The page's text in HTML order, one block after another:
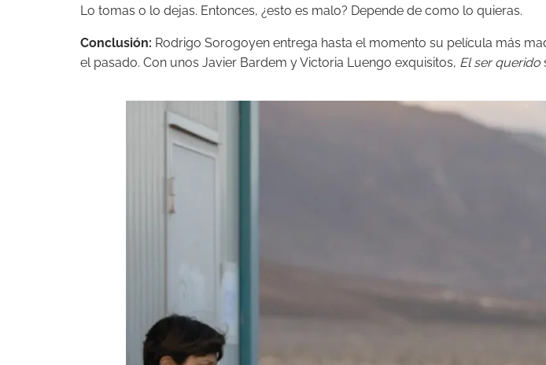
Lo tomas o lo dejas. Entonces, ¿esto es malo? Depende de como lo quieras.
Conclusión: Rodrigo Sorogoyen entrega hasta el momento su película más
el pasado. Con unos Javier Bardem y Victoria Luengo exquisitos, El ser querido